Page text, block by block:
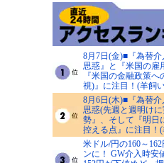
8月7日(金)■『為替
思惑』と『米国の雇
『米国の金融政策
視)』に注目！(羊飼
8月6日(木)■『為替
思惑(先週と週明け
勢』、そして『明日
控える点』に注目！
米ドル/円の160～
ンに！ GW介入時安